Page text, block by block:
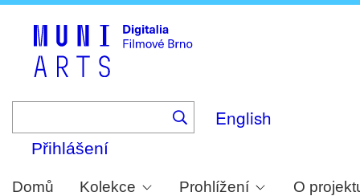
English
Přihlášení
Domů Kolekce Prohlížení O